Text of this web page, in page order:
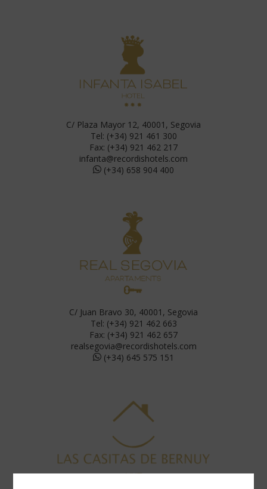
C/ Plaza Mayor 12, 40001, Segovia
Tel: (+34) 921 461 300
Fax: (+34) 921 462 217
infanta@recordishotels.com
(+34) 658 904 400
C/ Juan Bravo 30, 40001, Segovia
Tel: (+34) 921 462 663
Fax: (+34) 921 462 657
realsegovia@recordishotels.com
(+34) 645 575 151